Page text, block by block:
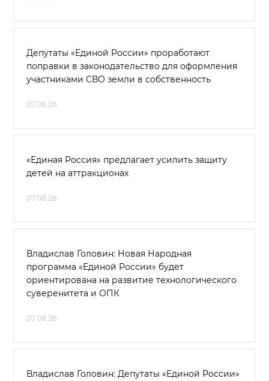
Депутаты «Единой России» проработают
поправки в законодательство для оформления
участниками СВО земли в собственность
07.08.26
«Единая Россия» предлагает усилить защиту
детей на аттракционах
07.08.26
Владислав Головин: Новая Народная
программа «Единой России» будет
ориентирована на развитие технологического
суверенитета и ОПК
07.08.26
Владислав Головин: Депутаты «Единой России»